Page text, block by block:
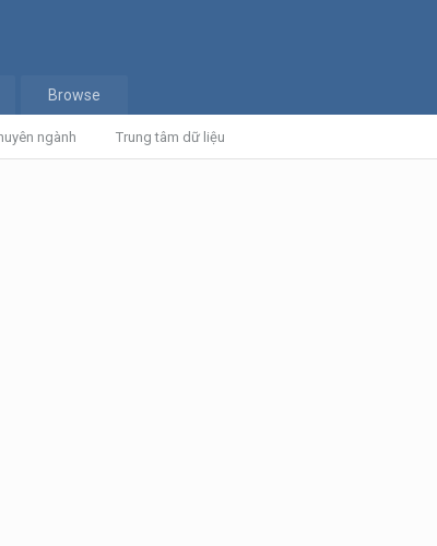
ngành Trung tâm dữ liệu
Browse